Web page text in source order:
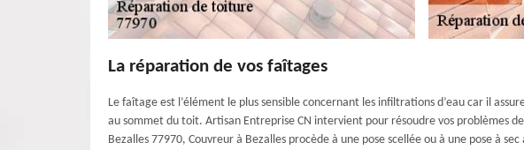
La réparation de vos faîtages
Le faîtage est l’élément le plus sensible concernant les infiltrations d’eau car il
au sommet du toit. Artisan Entreprise CN intervient pour résoudre vos problèmes
Bezalles 77970, Couvreur à Bezalles procède à une pose scellée ou à une pose à